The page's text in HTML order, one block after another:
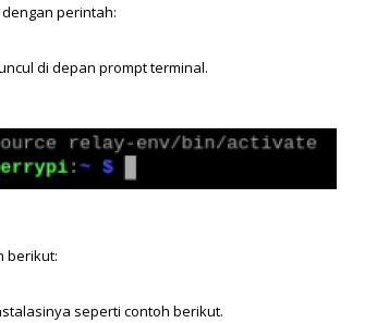
perintah:
di depan prompt terminal.
berikut:
seperti contoh berikut.